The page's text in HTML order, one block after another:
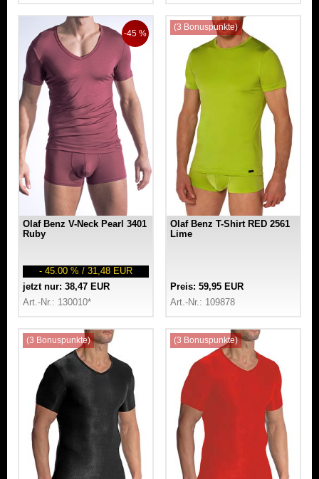
-45 %
Olaf Benz V-Neck Pearl 3401
Ruby
- 45.00 % / 31,48 EUR
jetzt nur: 38,47 EUR
Art.-Nr.: 130010*
(3 Bonuspunkte)
Olaf Benz T-Shirt RED 2561
Lime
Preis: 59,95 EUR
Art.-Nr.: 109878
(3 Bonuspunkte) (3 Bonuspunkte)